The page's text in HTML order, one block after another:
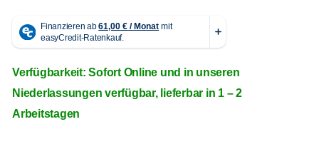
Verfügbarkeit: Sofort Online und in unseren
Niederlassungen verfügbar, lieferbar in 1 – 2
Arbeitstagen